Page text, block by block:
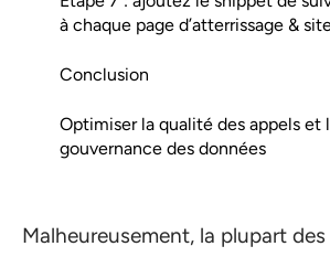
à chaque page d’atterrissage &
Conclusion
Optimiser la qualité des appels et
gouvernance des données
Malheureusement, la plupart